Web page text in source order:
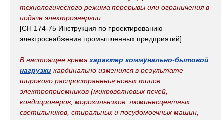
технологического режима перерывы или ограничения в
подаче электроэнергии.
[СН 174-75 Инструкция по проектированию
электроснабжения промышленных предприятий]
В настоящее времяхарактер коммунально-бытовой
нагрузки кардинально изменился в результате
широкого распространения новых типов
электроприемников (микроволновых печей,
кондиционеров, морозильников, люминесцентных
светильников, стиральных и посудомоечных машин,